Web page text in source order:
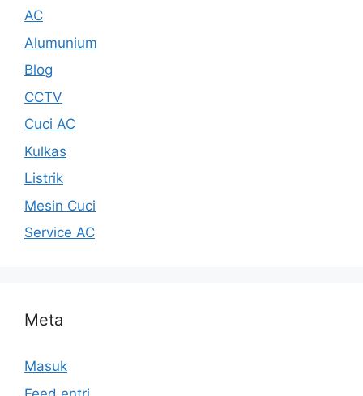
AC
Alumunium
Blog
CCTV
Cuci AC
Kulkas
Listrik
Mesin Cuci
Service AC
Meta
Masuk